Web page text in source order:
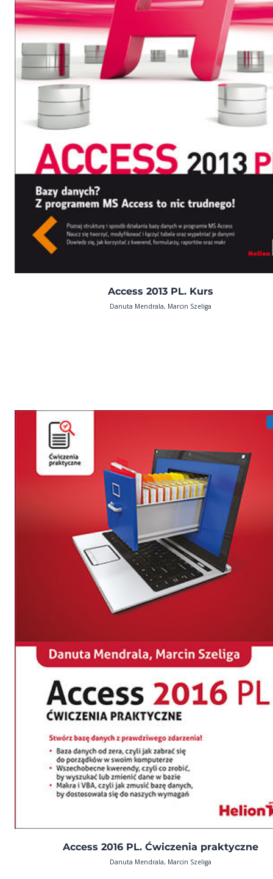
Access 2013 PL. Kurs
Danuta Mendrala, Marcin Szeliga
Access 2016 PL. Ćwiczenia praktyczne
Danuta Mendrala, Marcin Szeliga